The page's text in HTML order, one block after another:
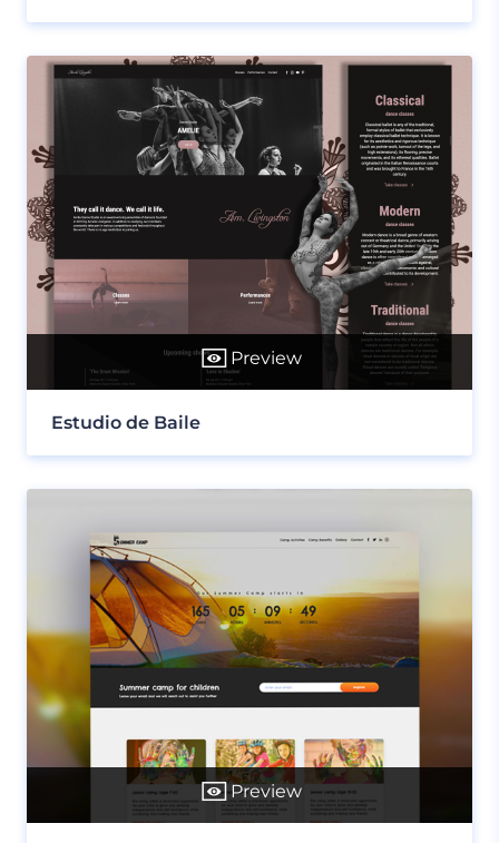
Preview
Estudio de Baile
Preview